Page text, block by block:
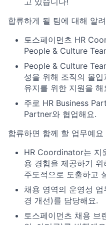
합류하게 될 팀에 대해 알
토스페이먼츠 HR
People & Culture
People & Culture
성을 위해 조직의 몰
유지를 위한 지원을 해
주로 HR Business
Partner와 협업해요.
합류하면 함께 할 업무예요
HR Coordinator는 지
용 경험을 제공하기
주도적으로 도출하고
채용 영역의 운영성
경 개선)를 담당해요.
토스페이먼츠 채용 브